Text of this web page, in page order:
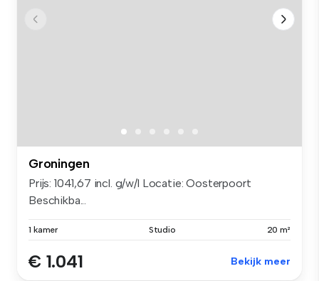
Groningen
Prijs: 1041,67 incl. g/w/l Locatie: Oosterpoort
Beschikba...
1 kamer Studio 20 m²
€ 1.041 Bekijk meer